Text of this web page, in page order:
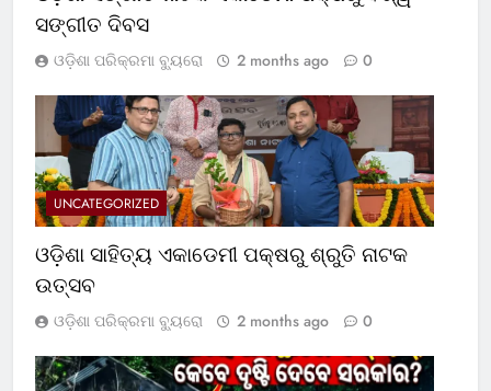
ସଙ୍ଗୀତ ଦିବସ
ଓଡ଼ିଶା ପରିକ୍ରମା ବ୍ୟୁରୋ 2 months ago 0
UNCATEGORIZED
ଓଡ଼ିଶା ସାହିତ୍ୟ ଏକାଡେମୀ ପକ୍ଷରୁ ଶ୍ରୁତି ନାଟକ
ଉତ୍ସବ
ଓଡ଼ିଶା ପରିକ୍ରମା ବ୍ୟୁରୋ 2 months ago 0